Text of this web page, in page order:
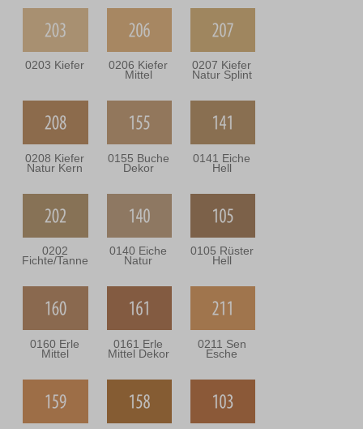
0203 Kiefer 0206 Kiefer
Mittel
0207 Kiefer
Natur Splint
0208 Kiefer
Natur Kern
0155 Buche
Dekor
0141 Eiche
Hell
0202
Fichte/Tanne
0140 Eiche
Natur
0105 Rüster
Hell
0160 Erle
Mittel
0161 Erle
Mittel Dekor
0211 Sen
Esche